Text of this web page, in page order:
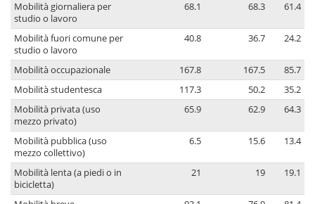
Mobilità giornaliera per
studio o lavoro
68.1 68.3 61.4
Mobilità fuori comune per
studio o lavoro
40.8 36.7 24.2
Mobilità occupazionale 167.8 167.5
85.7
Mobilità studentesca
117.3 50.2
35.2
Mobilità privata (uso
mezzo privato)
65.9 62.9 64.3
Mobilità pubblica (uso
mezzo collettivo)
6.5 15.6 13.4
Mobilità lenta (a piedi o in
bicicletta)
21 19 19.1